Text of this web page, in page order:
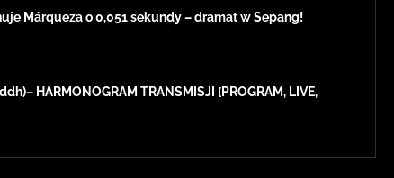
Márqueza o 0,051 sekundy – dramat w Sepang!
HARMONOGRAM TRANSMISJI [PROGRAM, LIVE,